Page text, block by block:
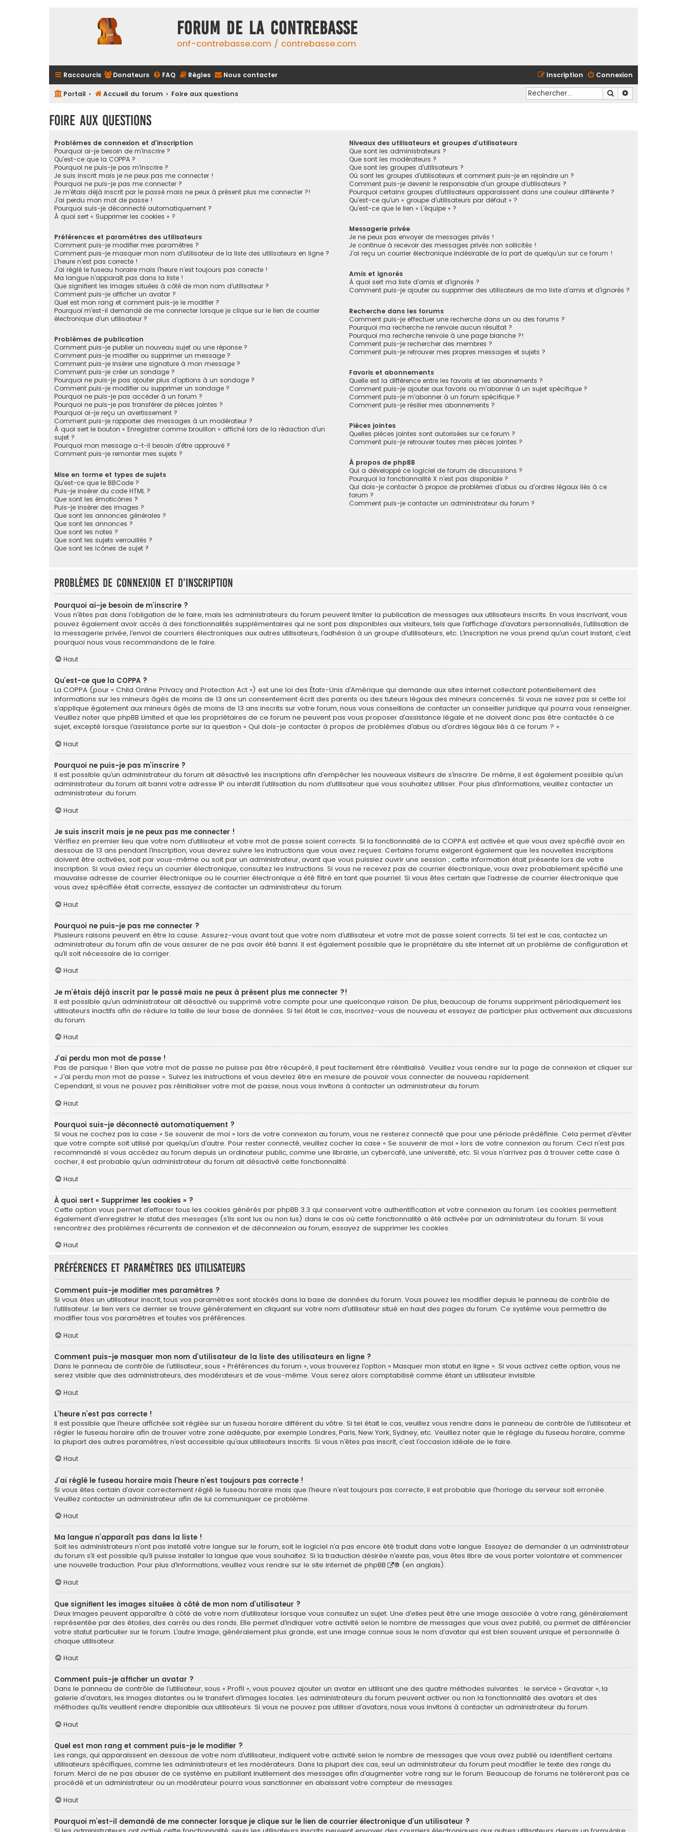
FORUM DE LA CONTREBASSE
onf-contrebasse.com / contrebasse.com
Raccourcis Donateurs FAQ Règles Nous contacter Connexion
Inscription
Portail Accueil du forum Foire aux questions Rechercher
Foire aux questions
Problèmes de connexion et d’inscription
Pourquoi ai-je besoin de m’inscrire ?
Qu’est-ce que la COPPA ?
Pourquoi ne puis-je pas m’inscrire ?
Je suis inscrit mais je ne peux pas me connecter !
Pourquoi ne puis-je pas me connecter ?
Je m’étais déjà inscrit par le passé mais ne peux à présent plus me connecter ?!
J’ai perdu mon mot de passe !
Pourquoi suis-je déconnecté automatiquement ?
À quoi sert « Supprimer les cookies » ?
Préférences et paramètres des utilisateurs
Comment puis-je modifier mes paramètres ?
Comment puis-je masquer mon nom d’utilisateur de la liste des utilisateurs en ligne ?
L’heure n’est pas correcte !
J’ai réglé le fuseau horaire mais l’heure n’est toujours pas correcte !
Ma langue n’apparaît pas dans la liste !
Que signifient les images situées à côté de mon nom d’utilisateur ?
Comment puis-je afficher un avatar ?
Quel est mon rang et comment puis-je le modifier ?
Pourquoi m’est-il demandé de me connecter lorsque je clique sur le lien de courrier
électronique d’un utilisateur ?
Problèmes de publication
Comment puis-je publier un nouveau sujet ou une réponse ?
Comment puis-je modifier ou supprimer un message ?
Comment puis-je insérer une signature à mon message ?
Comment puis-je créer un sondage ?
Pourquoi ne puis-je pas ajouter plus d’options à un sondage ?
Comment puis-je modifier ou supprimer un sondage ?
Pourquoi ne puis-je pas accéder à un forum ?
Pourquoi ne puis-je pas transférer de pièces jointes ?
Pourquoi ai-je reçu un avertissement ?
Comment puis-je rapporter des messages à un modérateur ?
À quoi sert le bouton « Enregistrer comme brouillon » affiché lors de la rédaction d’un
sujet ?
Pourquoi mon message a-t-il besoin d’être approuvé ?
Comment puis-je remonter mes sujets ?
Mise en forme et types de sujets
Qu’est-ce que le BBCode ?
Puis-je insérer du code HTML ?
Que sont les émoticônes ?
Puis-je insérer des images ?
Que sont les annonces générales ?
Que sont les annonces ?
Que sont les notes ?
Que sont les sujets verrouillés ?
Que sont les icônes de sujet ?
Niveaux des utilisateurs et groupes d’utilisateurs
Que sont les administrateurs ?
Que sont les modérateurs ?
Que sont les groupes d’utilisateurs ?
Où sont les groupes d’utilisateurs et comment puis-je en rejoindre un ?
Comment puis-je devenir le responsable d’un groupe d’utilisateurs ?
Pourquoi certains groupes d’utilisateurs apparaissent dans une couleur différente ?
Qu’est-ce qu’un « groupe d’utilisateurs par défaut » ?
Qu’est-ce que le lien « L’équipe » ?
Messagerie privée
Je ne peux pas envoyer de messages privés !
Je continue à recevoir des messages privés non sollicités !
J’ai reçu un courrier électronique indésirable de la part de quelqu’un sur ce forum !
Amis et ignorés
À quoi sert ma liste d’amis et d’ignorés ?
Comment puis-je ajouter ou supprimer des utilisateurs de ma liste d’amis et d’ignorés ?
Recherche dans les forums
Comment puis-je effectuer une recherche dans un ou des forums ?
Pourquoi ma recherche ne renvoie aucun résultat ?
Pourquoi ma recherche renvoie à une page blanche ?!
Comment puis-je rechercher des membres ?
Comment puis-je retrouver mes propres messages et sujets ?
Favoris et abonnements
Quelle est la différence entre les favoris et les abonnements ?
Comment puis-je ajouter aux favoris ou m’abonner à un sujet spécifique ?
Comment puis-je m’abonner à un forum spécifique ?
Comment puis-je résilier mes abonnements ?
Pièces jointes
Quelles pièces jointes sont autorisées sur ce forum ?
Comment puis-je retrouver toutes mes pièces jointes ?
À propos de phpBB
Qui a développé ce logiciel de forum de discussions ?
Pourquoi la fonctionnalité X n’est pas disponible ?
Qui dois-je contacter à propos de problèmes d’abus ou d’ordres légaux liés à ce
forum ?
Comment puis-je contacter un administrateur du forum ?
Problèmes de connexion et d’inscription
Pourquoi ai-je besoin de m’inscrire ?
Vous n’êtes pas dans l’obligation de le faire, mais les administrateurs du forum peuvent limiter la publication de messages aux utilisateurs inscrits. En vous inscrivant, vous
pouvez également avoir accès à des fonctionnalités supplémentaires qui ne sont pas disponibles aux visiteurs, tels que l’affichage d’avatars personnalisés, l’utilisation de
la messagerie privée, l’envoi de courriers électroniques aux autres utilisateurs, l’adhésion à un groupe d’utilisateurs, etc. L’inscription ne vous prend qu’un court instant, c’est
pourquoi nous vous recommandons de le faire.
Haut
Qu’est-ce que la COPPA ?
La COPPA (pour « Child Online Privacy and Protection Act ») est une loi des États-Unis d’Amérique qui demande aux sites internet collectant potentiellement des
informations sur les mineurs âgés de moins de 13 ans un consentement écrit des parents ou des tuteurs légaux des mineurs concernés. Si vous ne savez pas si cette loi
s’applique également aux mineurs âgés de moins de 13 ans inscrits sur votre forum, nous vous conseillons de contacter un conseiller juridique qui pourra vous renseigner.
Veuillez noter que phpBB Limited et que les propriétaires de ce forum ne peuvent pas vous proposer d’assistance légale et ne doivent donc pas être contactés à ce
sujet, excepté lorsque l’assistance porte sur la question « Qui dois-je contacter à propos de problèmes d’abus ou d’ordres légaux liés à ce forum ? ».
Haut
Pourquoi ne puis-je pas m’inscrire ?
Il est possible qu’un administrateur du forum ait désactivé les inscriptions afin d’empêcher les nouveaux visiteurs de s’inscrire. De même, il est également possible qu’un
administrateur du forum ait banni votre adresse IP ou interdit l’utilisation du nom d’utilisateur que vous souhaitez utiliser. Pour plus d’informations, veuillez contacter un
administrateur du forum.
Haut
Je suis inscrit mais je ne peux pas me connecter !
Vérifiez en premier lieu que votre nom d’utilisateur et votre mot de passe soient corrects. Si la fonctionnalité de la COPPA est activée et que vous avez spécifié avoir en
dessous de 13 ans pendant l’inscription, vous devrez suivre les instructions que vous avez reçues. Certains forums exigeront également que les nouvelles inscriptions
doivent être activées, soit par vous-même ou soit par un administrateur, avant que vous puissiez ouvrir une session ; cette information était présente lors de votre
inscription. Si vous aviez reçu un courrier électronique, consultez les instructions. Si vous ne recevez pas de courrier électronique, vous avez probablement spécifié une
mauvaise adresse de courrier électronique ou le courrier électronique a été filtré en tant que pourriel. Si vous êtes certain que l’adresse de courrier électronique que
vous avez spécifiée était correcte, essayez de contacter un administrateur du forum.
Haut
Pourquoi ne puis-je pas me connecter ?
Plusieurs raisons peuvent en être la cause. Assurez-vous avant tout que votre nom d’utilisateur et votre mot de passe soient corrects. Si tel est le cas, contactez un
administrateur du forum afin de vous assurer de ne pas avoir été banni. Il est également possible que le propriétaire du site internet ait un problème de configuration et
qu’il soit nécessaire de la corriger.
Haut
Je m’étais déjà inscrit par le passé mais ne peux à présent plus me connecter ?!
Il est possible qu’un administrateur ait désactivé ou supprimé votre compte pour une quelconque raison. De plus, beaucoup de forums suppriment périodiquement les
utilisateurs inactifs afin de réduire la taille de leur base de données. Si tel était le cas, inscrivez-vous de nouveau et essayez de participer plus activement aux discussions
du forum.
Haut
J’ai perdu mon mot de passe !
Pas de panique ! Bien que votre mot de passe ne puisse pas être récupéré, il peut facilement être réinitialisé. Veuillez vous rendre sur la page de connexion et cliquer sur
« J’ai perdu mon mot de passe ». Suivez les instructions et vous devriez être en mesure de pouvoir vous connecter de nouveau rapidement.
Cependant, si vous ne pouvez pas réinitialiser votre mot de passe, nous vous invitons à contacter un administrateur du forum.
Haut
Pourquoi suis-je déconnecté automatiquement ?
Si vous ne cochez pas la case « Se souvenir de moi » lors de votre connexion au forum, vous ne resterez connecté que pour une période prédéfinie. Cela permet d’éviter
que votre compte soit utilisé par quelqu’un d’autre. Pour rester connecté, veuillez cocher la case « Se souvenir de moi » lors de votre connexion au forum. Ceci n’est pas
recommandé si vous accédez au forum depuis un ordinateur public, comme une librairie, un cybercafé, une université, etc. Si vous n’arrivez pas à trouver cette case à
cocher, il est probable qu’un administrateur du forum ait désactivé cette fonctionnalité.
Haut
À quoi sert « Supprimer les cookies » ?
Cette option vous permet d’effacer tous les cookies générés par phpBB 3.3 qui conservent votre authentification et votre connexion au forum. Les cookies permettent
également d’enregistrer le statut des messages (s’ils sont lus ou non lus) dans le cas où cette fonctionnalité a été activée par un administrateur du forum. Si vous
rencontrez des problèmes récurrents de connexion et de déconnexion au forum, essayez de supprimer les cookies.
Haut
Préférences et paramètres des utilisateurs
Comment puis-je modifier mes paramètres ?
Si vous êtes un utilisateur inscrit, tous vos paramètres sont stockés dans la base de données du forum. Vous pouvez les modifier depuis le panneau de contrôle de
l’utilisateur. Le lien vers ce dernier se trouve généralement en cliquant sur votre nom d’utilisateur situé en haut des pages du forum. Ce système vous permettra de
modifier tous vos paramètres et toutes vos préférences.
Haut
Comment puis-je masquer mon nom d’utilisateur de la liste des utilisateurs en ligne ?
Dans le panneau de contrôle de l’utilisateur, sous « Préférences du forum », vous trouverez l’option « Masquer mon statut en ligne ». Si vous activez cette option, vous ne
serez visible que des administrateurs, des modérateurs et de vous-même. Vous serez alors comptabilisé comme étant un utilisateur invisible.
Haut
L’heure n’est pas correcte !
Il est possible que l’heure affichée soit réglée sur un fuseau horaire différent du vôtre. Si tel était le cas, veuillez vous rendre dans le panneau de contrôle de l’utilisateur et
régler le fuseau horaire afin de trouver votre zone adéquate, par exemple Londres, Paris, New York, Sydney, etc. Veuillez noter que le réglage du fuseau horaire, comme
la plupart des autres paramètres, n’est accessible qu’aux utilisateurs inscrits. Si vous n’êtes pas inscrit, c’est l’occasion idéale de le faire.
Haut
J’ai réglé le fuseau horaire mais l’heure n’est toujours pas correcte !
Si vous êtes certain d’avoir correctement réglé le fuseau horaire mais que l’heure n’est toujours pas correcte, il est probable que l’horloge du serveur soit erronée.
Veuillez contacter un administrateur afin de lui communiquer ce problème.
Haut
Ma langue n’apparaît pas dans la liste !
Soit les administrateurs n’ont pas installé votre langue sur le forum, soit le logiciel n’a pas encore été traduit dans votre langue. Essayez de demander à un administrateur
du forum s’il est possible qu’il puisse installer la langue que vous souhaitez. Si la traduction désirée n’existe pas, vous êtes libre de vous porter volontaire et commencer
une nouvelle traduction. Pour plus d’informations, veuillez vous rendre sur le site internet de phpBB ® (en anglais).
Haut
Que signifient les images situées à côté de mon nom d’utilisateur ?
Deux images peuvent apparaître à côté de votre nom d’utilisateur lorsque vous consultez un sujet. Une d’elles peut être une image associée à votre rang, généralement
représentée par des étoiles, des carrés ou des ronds. Elle permet d’indiquer votre activité selon le nombre de messages que vous avez publié, ou permet de différencier
votre statut particulier sur le forum. L’autre image, généralement plus grande, est une image connue sous le nom d’avatar qui est bien souvent unique et personnelle à
chaque utilisateur.
Haut
Comment puis-je afficher un avatar ?
Dans le panneau de contrôle de l’utilisateur, sous « Profil », vous pouvez ajouter un avatar en utilisant une des quatre méthodes suivantes : le service « Gravatar », la
galerie d’avatars, les images distantes ou le transfert d’images locales. Les administrateurs du forum peuvent activer ou non la fonctionnalité des avatars et des
méthodes qu’ils veuillent rendre disponible aux utilisateurs. Si vous ne pouvez pas utiliser d’avatars, nous vous invitons à contacter un administrateur du forum.
Haut
Quel est mon rang et comment puis-je le modifier ?
Les rangs, qui apparaissent en dessous de votre nom d’utilisateur, indiquent votre activité selon le nombre de messages que vous avez publié ou identifient certains
utilisateurs spécifiques, comme les administrateurs et les modérateurs. Dans la plupart des cas, seul un administrateur du forum peut modifier le texte des rangs du
forum. Merci de ne pas abuser de ce système en publiant inutilement des messages afin d’augmenter votre rang sur le forum. Beaucoup de forums ne toléreront pas ce
procédé et un administrateur ou un modérateur pourra vous sanctionner en abaissant votre compteur de messages.
Haut
Pourquoi m’est-il demandé de me connecter lorsque je clique sur le lien de courrier électronique d’un utilisateur ?